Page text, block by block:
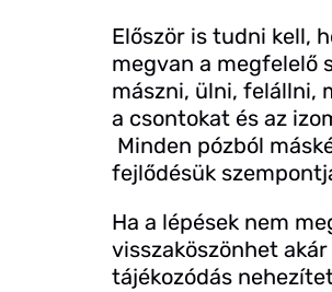
Először is tudni kell,
megvan a megfelelő
mászni, ülni, felállni,
a csontokat és az
Minden pózból
fejlődésük
Ha a lépések nem
visszaköszönhet
tájékozódás